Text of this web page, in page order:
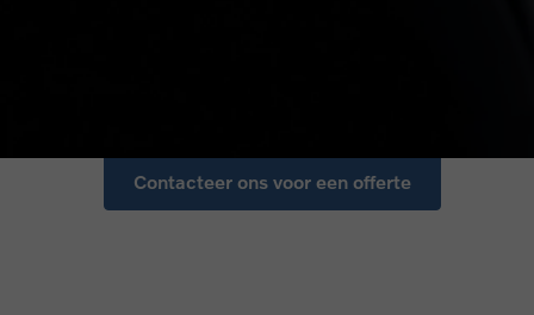
Als u verzekerd bent voor glasbreuk, dan is de
Contacteer ons voor een offerte